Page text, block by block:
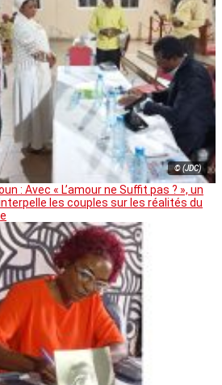
© (JDC)
: Avec « L’amour ne Suffit pas ? », un
les couples sur les réalités du